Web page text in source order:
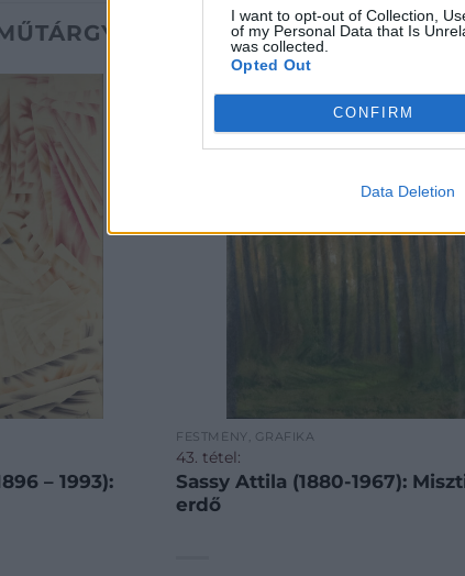
I want to opt-out of Collection,
of my Personal Data that Is
was collected.
Opted Out
CONFIRM
Data Deletion
– 1993):
FESTMÉNY, GRAFIKA
43. tétel:
Sassy Attila (1880-1967):
erdő